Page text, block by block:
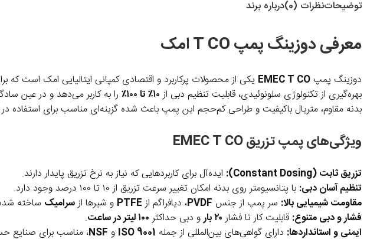
توضیحاتنظرات (0) درباره برند
معرفی دوزینگ پمپ T CO امک
دوزینگ پمپ EMEC T CO
بهره‌گیری از تکنولوژی سلونوئیدی، قابلیت تنظیم دبی از۱۰٪ تا ۱۰۰٪
را به کاربر می‌دهد و در عین
بدنه مقاوم، متریال باکیفیت و طراحی کم‌حجم این پمپ باعث شده گزینه‌ای مناسب برای استفاده در
ویژگی‌های پمپ تزریق EMEC T CO
تزریق ثابت (Constant Dosing):
ایده‌آل برای کاربردهایی که نیاز به نرخ تزریق پایدار دارند.
تنظیم آسان دبی: با پتانسیومتر روی بدنه امکان تغییر سرعت تزریق از ۱۰ تا ۱۰۰ درصد وجود دارد.
مقاومت شیمیایی بالا: سر پمپ از جنس PVDF، دیافراگم ازPTFE و شیرها ازسرامیک ساخته
فشار و دبی متنوع: قابلیت کار تا فشار۲۰ بار و دبی حداکثر۱۰۰ لیتر در ساعت
.
ایمنی و استانداردها: دارای گواهی‌های بین‌المللی از جمله ISO 9001 و NSF، مناسب برای صنایع